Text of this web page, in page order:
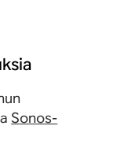
Sonos-